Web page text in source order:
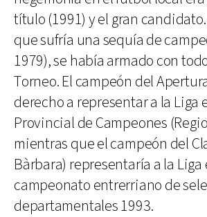
título (1991) y el gran
que sufría una sequía de
1979), se había armado con
Torneo. El campeón del
derecho a representar a la Liga
Provincial de Campeones
mientras que el campeón del
Bàrbara) representaría a la
campeonato entrerriano de
departamentales 1993.